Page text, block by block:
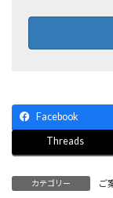
Facebook
Threads
カテゴリー ご